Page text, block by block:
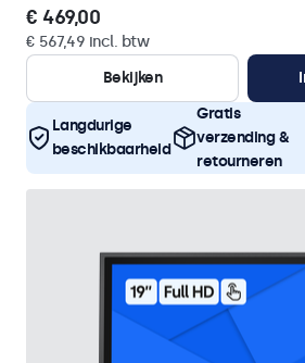
€ 469,00
€ 567,49 incl. btw
Bekijken
Langdurige
beschikbaarheid
Gratis
verzending &
retourneren